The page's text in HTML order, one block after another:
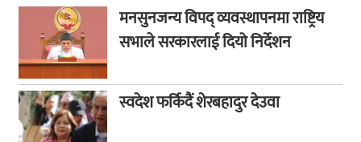
मनसुनजन्य विपद् व्यवस्थापनमा राष्ट्रिय
सभाले सरकारलाई दियो निर्देशन
स्वदेश फर्किदैं शेरबहादुर देउवा